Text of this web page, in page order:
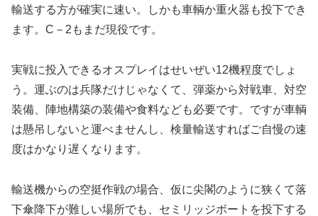
輸送する方が確実に速い。しかも車輌か重火器も投下でき
ます。C－2もまだ現役です。
実戦に投入できるオスプレイはせいぜい12機程度でしょ
う。運ぶのは兵隊だけじゃなくて、弾薬から対戦車、対空
装備、陣地構築の装備や食料なども必要です。ですが車輌
は懸吊しないと運べませんし、検量輸送すればご自慢の速
度はかなり遅くなります。
輸送機からの空挺作戦の場合、仮に尖閣のように狭くて落
下傘降下が難しい場所でも、セミリッジボートを投下する